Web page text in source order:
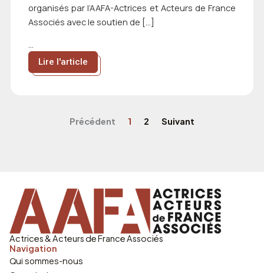
organisés par l’AAFA-Actrices et Acteurs de France
Associés avec le soutien de […]
...
Lire l'article
Précédent 1 2 Suivant
Actrices & Acteurs de France Associés
Navigation
Qui sommes-nous